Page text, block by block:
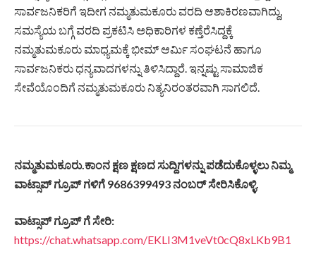
ಸಾರ್ವಜನಿಕರಿಗೆ ಇದೀಗ ನಮ್ಮತುಮಕೂರು ವರದಿ ಆಶಾಕಿರಣವಾಗಿದ್ದು,
ಸಮಸ್ಯೆಯ ಬಗ್ಗೆ ವರದಿ ಪ್ರಕಟಿಸಿ ಅಧಿಕಾರಿಗಳ ಕಣ್ತೆರೆಸಿದ್ದಕ್ಕೆ
ನಮ್ಮತುಮಕೂರು ಮಾಧ್ಯಮಕ್ಕೆ ಭೀಮ್ ಆರ್ಮಿ ಸಂಘಟನೆ ಹಾಗೂ
ಸಾರ್ವಜನಿಕರು ಧನ್ಯವಾದಗಳನ್ನು ತಿಳಿಸಿದ್ದಾರೆ. ಇನ್ನಷ್ಟು ಸಾಮಾಜಿಕ
ಸೇವೆಯೊಂದಿಗೆ ನಮ್ಮತುಮಕೂರು ನಿತ್ಯನಿರಂತರವಾಗಿ ಸಾಗಲಿದೆ.
ನಮ್ಮತುಮಕೂರು.ಕಾಂನ ಕ್ಷಣ ಕ್ಷಣದಸುದ್ದಿಗಳನ್ನು ಪಡೆದುಕೊಳ್ಳಲುನಿಮ್ಮ
ವಾಟ್ಸಾಪ್ ಗ್ರೂಪ್ ಗಳಿಗೆ 9686399493 ನಂಬರ್ಸೇರಿಸಿಕೊಳ್ಳಿ.
ವಾಟ್ಸಾಪ್ ಗ್ರೂಪ್ ಗೆಸೇರಿ:
https://chat.whatsapp.com/EKLI3M1veVt0cQ8xLKb9B1